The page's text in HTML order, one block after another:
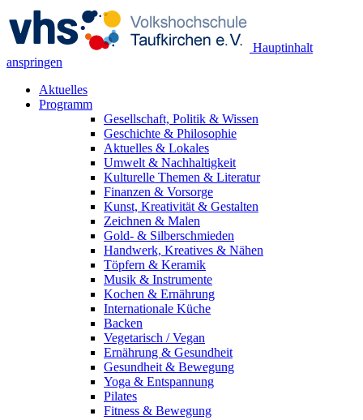
Hauptinhalt
anspringen
Aktuelles
Programm
Gesellschaft, Politik & Wissen
Geschichte & Philosophie
Aktuelles & Lokales
Umwelt & Nachhaltigkeit
Kulturelle Themen & Literatur
Finanzen & Vorsorge
Kunst, Kreativität & Gestalten
Zeichnen & Malen
Gold- & Silberschmieden
Handwerk, Kreatives & Nähen
Töpfern & Keramik
Musik & Instrumente
Kochen & Ernährung
Internationale Küche
Backen
Vegetarisch / Vegan
Ernährung & Gesundheit
Gesundheit & Bewegung
Yoga & Entspannung
Pilates
Fitness & Bewegung